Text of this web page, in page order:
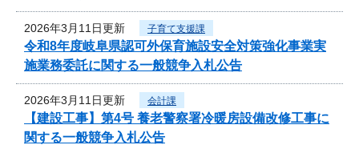
2026年3月11日更新 子育て支援課
令和8年度岐阜県認可外保育施設安全対策強化事業実
施業務委託に関する一般競争入札公告
2026年3月11日更新 会計課
【建設工事】第4号 養老警察署冷暖房設備改修工事に
関する一般競争入札公告